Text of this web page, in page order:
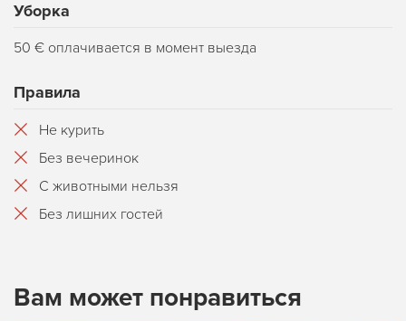
Уборка
50 € оплачивается в момент выезда
Правила
Не курить
Без вечеринок
С животными нельзя
Без лишних гостей
Вам может понравиться